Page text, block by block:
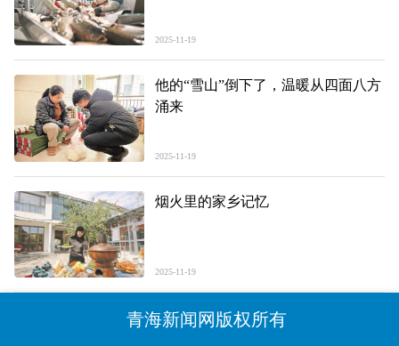
2025-11-19
他的“雪山”倒下了，温暖从四面八方
涌来
2025-11-19
烟火里的家乡记忆
2025-11-19
青海新闻网版权所有